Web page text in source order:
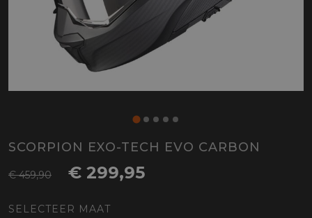
SCORPION EXO-TECH EVO CARBON
€ 459,90 € 299,95
SELECTEER MAAT